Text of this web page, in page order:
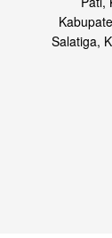
Salatiga,